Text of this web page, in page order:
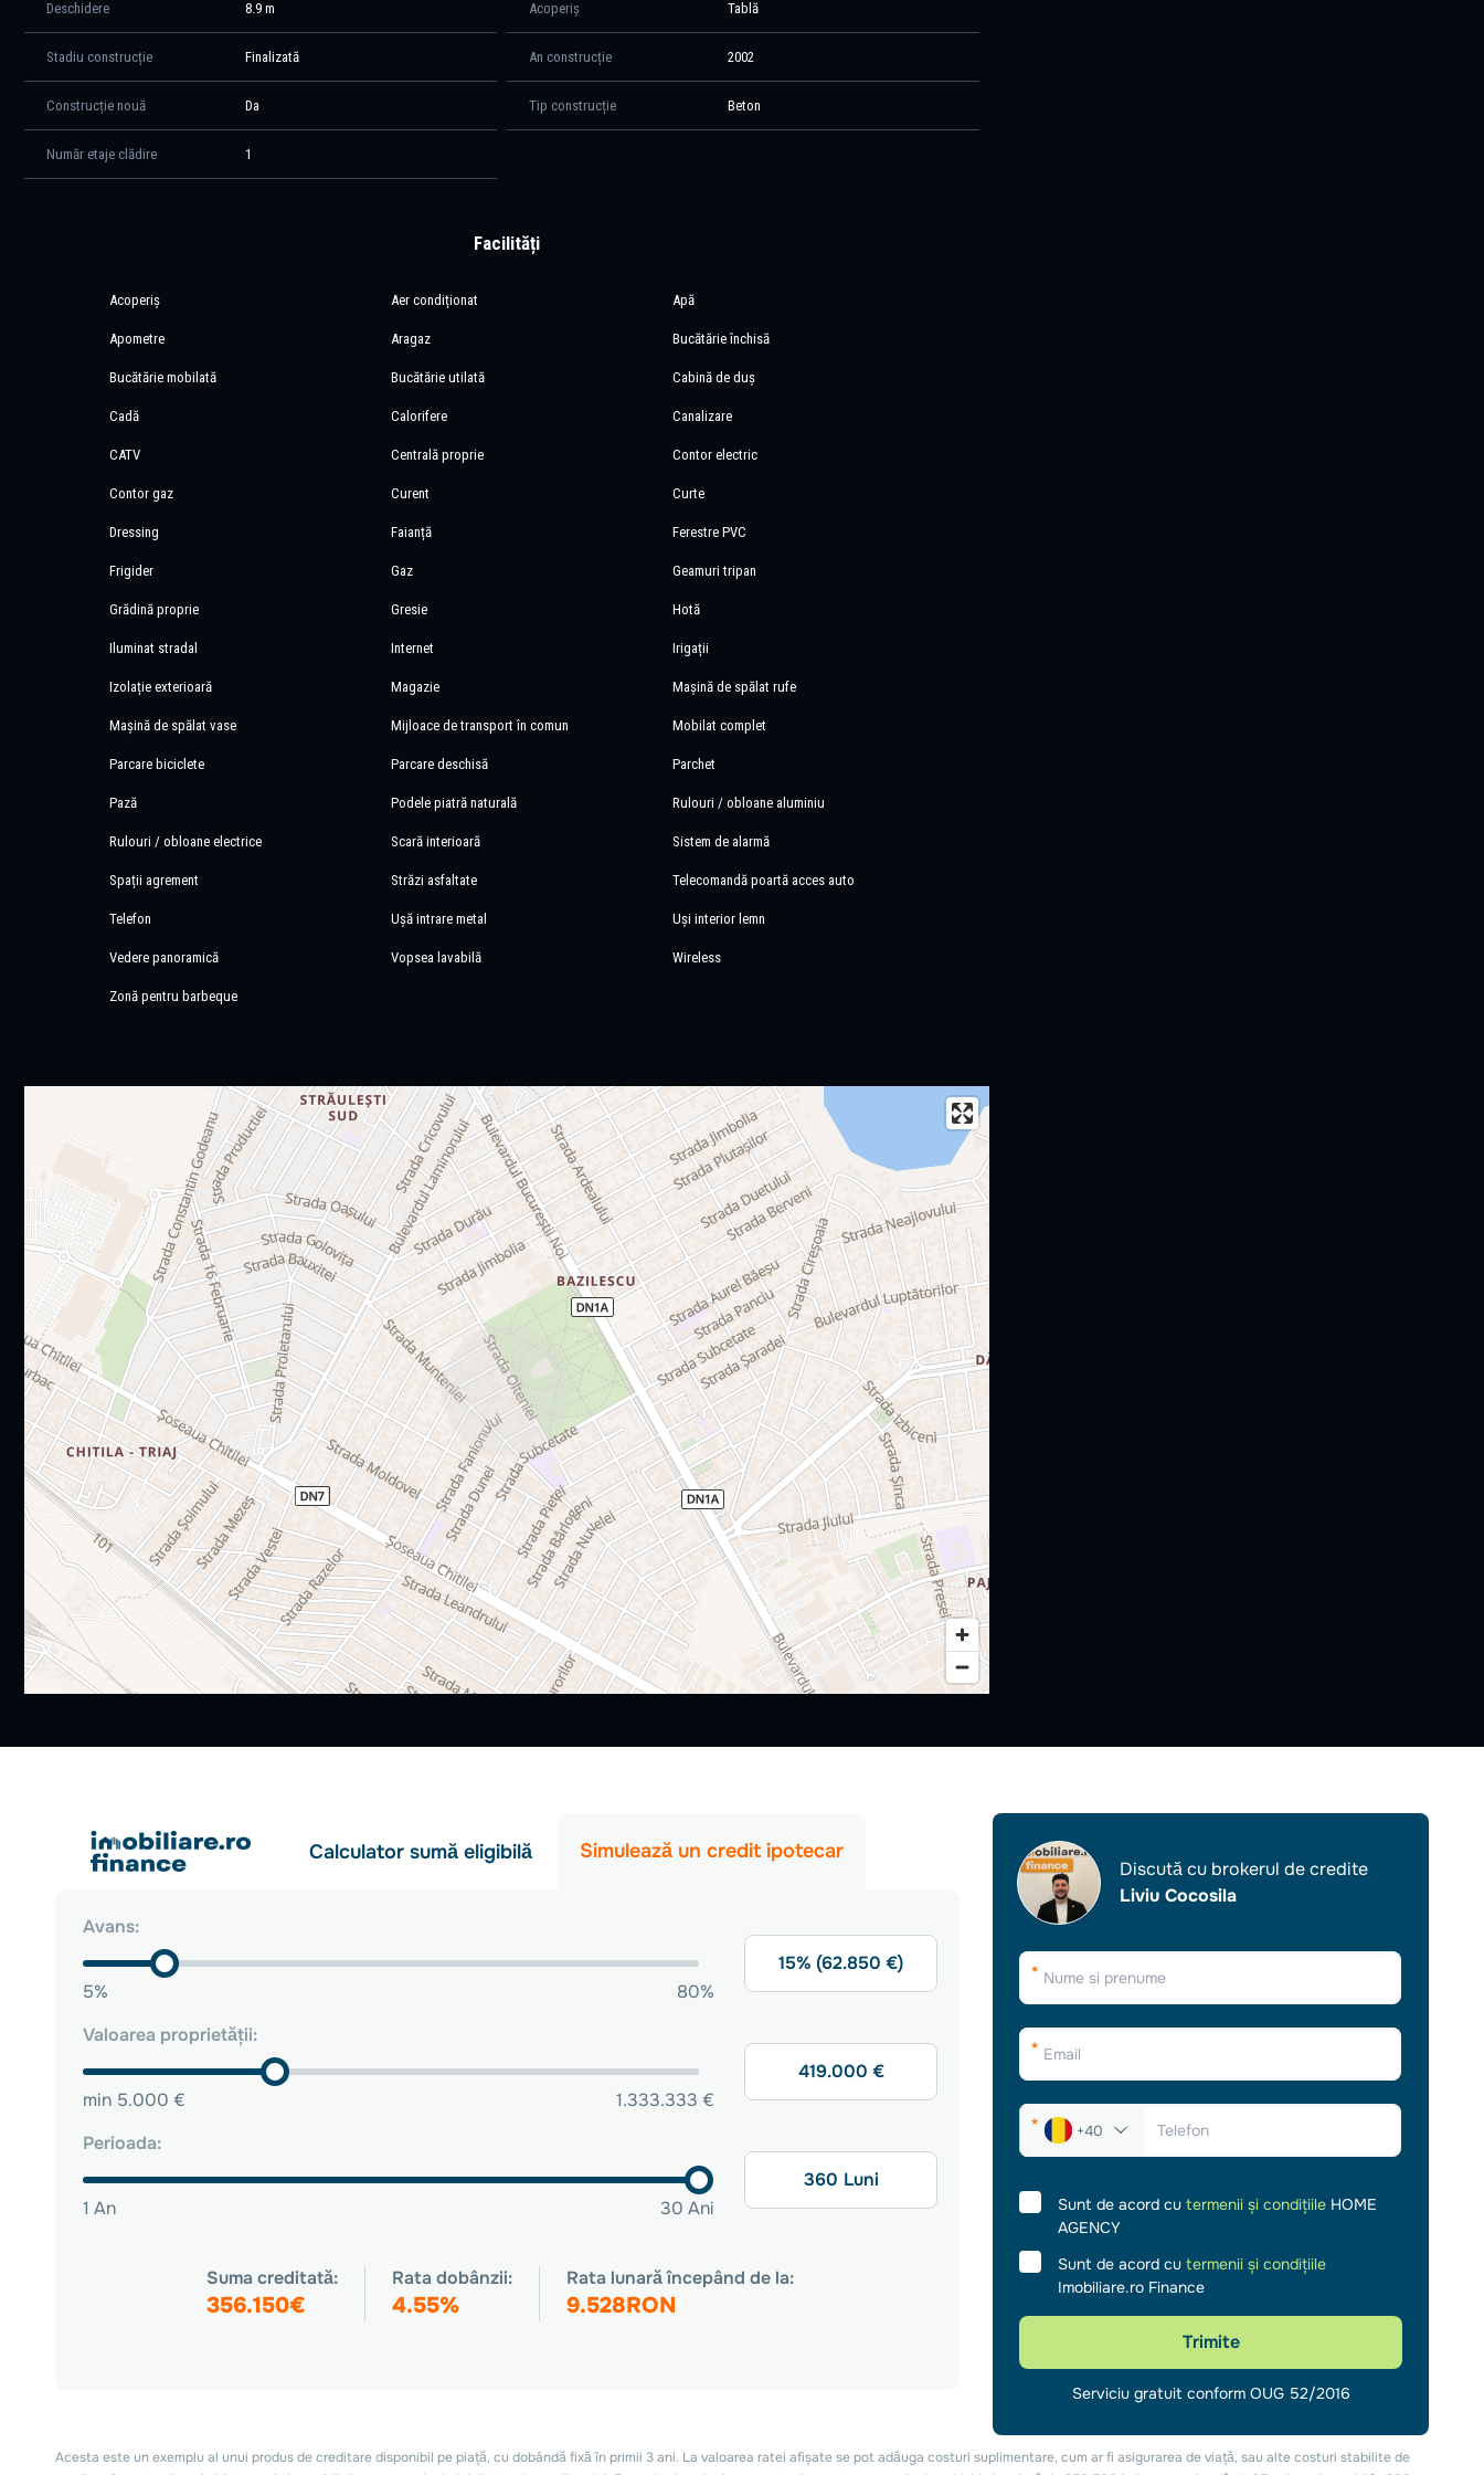
Deschidere 8.9 m Acoperiș Tablă
Stadiu construcție Finalizată An construcție 2002
Construcție nouă Da Tip construcție Beton
Număr etaje clădire 1
Facilități
Acoperiș Aer condiționat Apă
Apometre Aragaz Bucătărie închisă
Bucătărie mobilată Bucătărie utilată Cabină de duș
Cadă Calorifere Canalizare
CATV Centrală proprie Contor electric
Contor gaz Curent Curte
Dressing Faianță Ferestre PVC
Frigider Gaz Geamuri tripan
Grădină proprie Gresie Hotă
Iluminat stradal Internet Irigații
Izolație exterioară Magazie Mașină de spălat rufe
Mașină de spălat vase Mijloace de transport în comun Mobilat complet
Parcare biciclete Parcare deschisă Parchet
Pază Podele piatră naturală Rulouri / obloane aluminiu
Rulouri / obloane electrice Scară interioară Sistem de alarmă
Spații agrement Străzi asfaltate Telecomandă poartă acces auto
Telefon Ușă intrare metal Uși interior lemn
Vedere panoramică Vopsea lavabilă Wireless
Zonă pentru barbeque